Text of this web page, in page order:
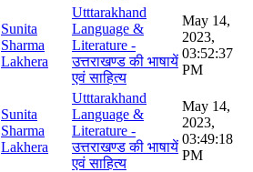
Sunita
Sharma
Lakhera
Utttarakhand
Language &
Literature -
उत्तराखण्ड की भाषायें
एवं साहित्य
May 14,
2023,
03:52:37
PM
Sunita
Sharma
Lakhera
Utttarakhand
Language &
Literature -
उत्तराखण्ड की भाषायें
एवं साहित्य
May 14,
2023,
03:49:18
PM